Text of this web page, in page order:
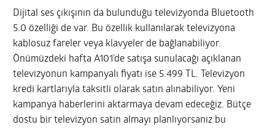
Dijital ses çıkışının da bulunduğu televizyonda Bluetooth
5.0 özelliği de var. Bu özellik kullanılarak televizyona
kablosuz fareler veya klavyeler de bağlanabiliyor.
Önümüzdeki hafta A101’de satışa sunulacağı açıklanan
televizyonun kampanyalı fiyatı ise 5.499 TL. Televizyon
kredi kartlarıyla taksitli olarak satın alınabiliyor. Yeni
kampanya haberlerini aktarmaya devam edeceğiz. Bütçe
dostu bir televizyon satın almayı planlıyorsanız bu